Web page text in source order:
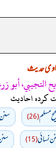
حدیث
التجيبي، أبو
کردہ احادیث
مسلم(26)
نسائي(15)